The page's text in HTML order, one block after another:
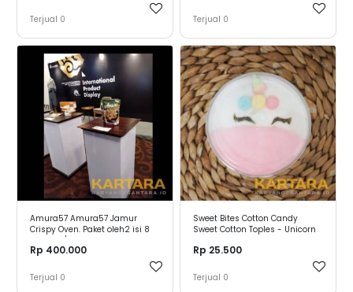
Terjual 0 Terjual 0
Amura57 Amura57 Jamur
Crispy Oven. Paket oleh2 isi 8
Rp 400.000
Terjual 0
Sweet Bites Cotton Candy
Sweet Cotton Toples - Unicorn
Rp 25.500
Terjual 0